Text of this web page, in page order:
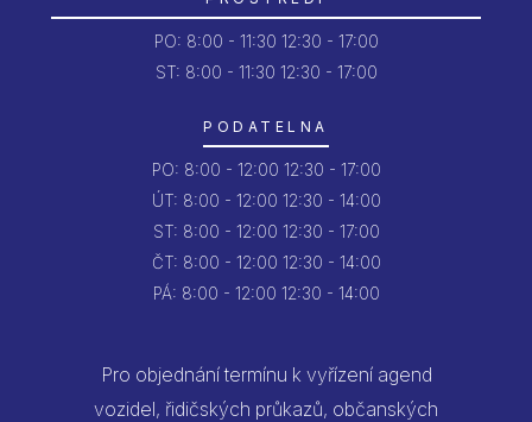
PO: 8:00 - 11:30 12:30 - 17:00
ST: 8:00 - 11:30 12:30 - 17:00
PODATELNA
PO: 8:00 - 12:00 12:30 - 17:00
ÚT: 8:00 - 12:00 12:30 - 14:00
ST: 8:00 - 12:00 12:30 - 17:00
ČT: 8:00 - 12:00 12:30 - 14:00
PÁ: 8:00 - 12:00 12:30 - 14:00
Pro objednání termínu k vyřízení agend
vozidel, řidičských průkazů, občanských